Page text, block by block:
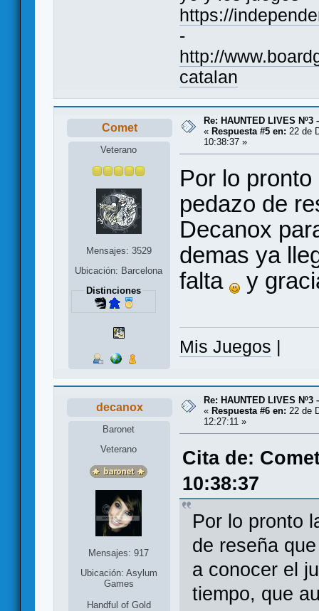
https://
-
http://
catalan
Comet
Veterano
Mensajes: 3529
Ubicación: Barcelona
Distinciones
Re: HAUNTED LIVES Nº3
« Respuesta #5 en: 22 de
10:38:37 »
Por lo
pedazo de
Decanox
demas ya
falta
y
Mis Juegos
decanox
Baronet
Veterano
Mensajes: 917
Ubicación: Asylum
Games
Handful of Gold
Re: HAUNTED LIVES Nº3
« Respuesta #6 en: 22 de
12:27:11 »
Cita de:
10:38:37
Por lo pronto
de reseña
a conocer el
tiempo, que